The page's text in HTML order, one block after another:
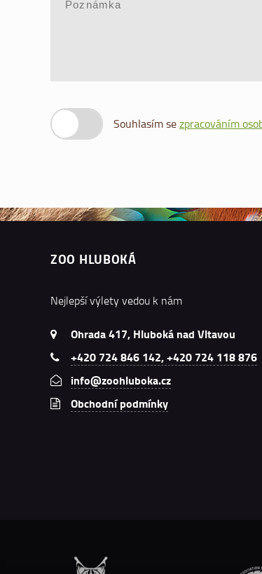
Souhlasím sezpracováním
ZOO HLUBOKÁ
Nejlepší výlety vedou k nám
Ohrada 417, Hluboká nad Vltavou
+420 724 846 142, +420 724 118 876
info@zoohluboka.cz
Obchodní podmínky